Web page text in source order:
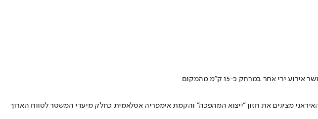
אחר במרחק כ-15 ק"מ מהמקום
מציגים את חזון "ייצוא המהפכה" והקמת אימפריה אסלאמית כחלק מיעדי המשטר לטווח הארוך